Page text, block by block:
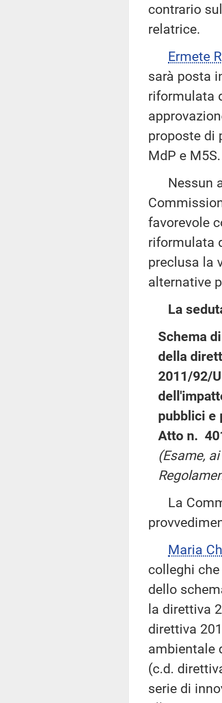
contrario
relatrice.
Ermete
sarà posta
riformulata
proposte di
MdP e M5S.
Nessun
favorevole
riformulata
preclusa la
alternative
La
Schema
della
2011/92/
pubblici e
Atto n.
(Esame,
La
Maria
colleghi
dello
la direttiva
direttiva
ambientale
(c.d.
serie di